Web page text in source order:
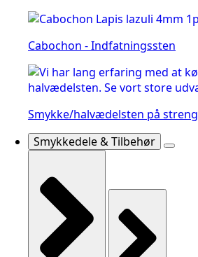
Cabochon - Indfatningssten
Smykke/halvædelsten på streng
Smykkedele & Tilbehør